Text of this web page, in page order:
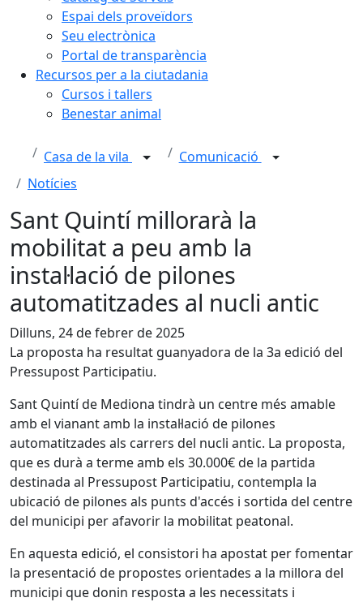
Espai dels proveïdors
Seu electrònica
Portal de transparència
Recursos per a la ciutadania
Cursos i tallers
Benestar animal
Casa de la vila
Comunicació
Notícies
Sant Quintí millorarà la
mobilitat a peu amb la
instal·lació de pilones
automatitzades al nucli antic
Dilluns, 24 de febrer de 2025
La proposta ha resultat guanyadora de la 3a edició del
Pressupost Participatiu.
Sant Quintí de Mediona tindrà un centre més amable
amb el vianant amb la instal·lació de pilones
automatitzades als carrers del nucli antic. La proposta,
que es durà a terme amb els 30.000€ de la partida
destinada al Pressupost Participatiu, contempla la
ubicació de pilones als punts d'accés i sortida del centre
del municipi per afavorir la mobilitat peatonal.
En aquesta edició, el consistori ha apostat per fomentar
la presentació de propostes orientades a la millora del
municipi que donin resposta a les necessitats i